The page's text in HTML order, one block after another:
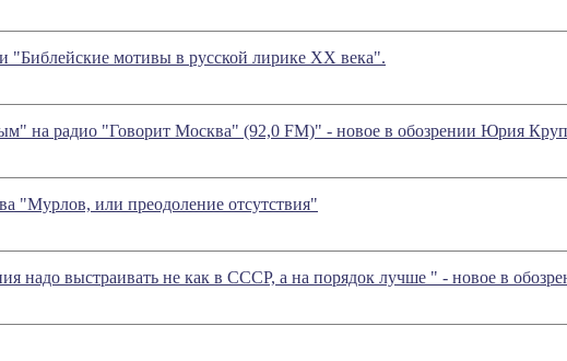
"Библейские мотивы в русской лирике ХХ века".
на радио "Говорит Москва" (92,0 FM)" - новое в обозрении Юрия
"Мурлов, или преодоление отсутствия"
надо выстраивать не как в СССР, а на порядок лучше " - новое в